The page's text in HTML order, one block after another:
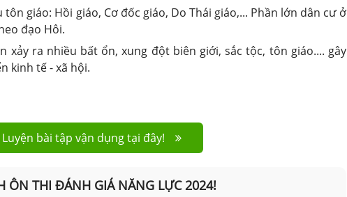
tôn giáo: Hồi giáo, Cơ đốc giáo, Do Thái giáo,... Phần lớn dân cư ở
đạo Hôi.
xảy ra nhiều bất ổn, xung đột biên giới, sắc tộc, tôn giáo.... gây
kinh tế - xã hội.
Luyện bài tập vận dụng tại đây!
ÔN THI ĐÁNH GIÁ NĂNG LỰC 2024!